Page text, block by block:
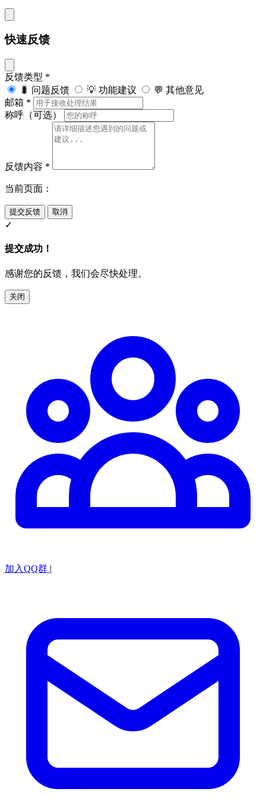
快速反馈
反馈类型 *
🐛 问题反馈
💡 功能建议
💬 其他意见
邮箱 *
称呼（可选）
反馈内容 *
当前页面：
提交反馈 取消
✓
提交成功！
感谢您的反馈，我们会尽快处理。
关闭
加入QQ群 |